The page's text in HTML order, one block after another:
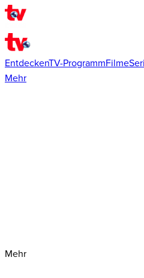
EntdeckenTV-ProgrammFilme
Mehr
Mehr